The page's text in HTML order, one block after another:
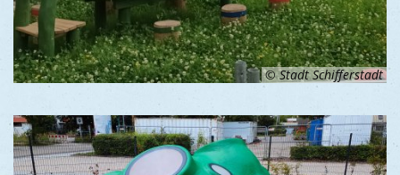
© Stadt Schifferstadt